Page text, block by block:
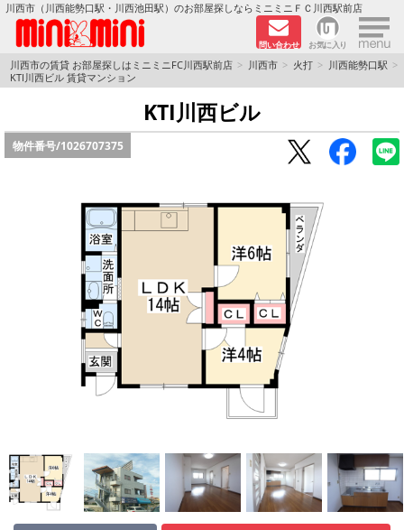
川西市（川西能勢口駅・川西池田駅）のお部屋探しならミニミニＦＣ川西駅前店
問い合わせ お気に入り ×
TOPページ
ペットOKの物件
路線·駅から探す
地域から探す
地図から探す
LINEおともだち
会社概要
メールでお問い合わせ
川西市の賃貸 お部屋探しはミニミニFC川西駅前店 川西市 火打
川西能勢口駅
KTI川西ビル 賃貸マンション
KTI川西ビル
物件番号/1026707375